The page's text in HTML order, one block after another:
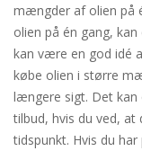
mængder af olien på
olien på én gang,
kan være en god idé
købe olien i større
længere sigt. Det
tilbud, hvis du ved, at
tidspunkt. Hvis du